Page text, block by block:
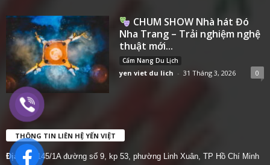
CHUM SHOW Nhà hát Đó
Nha Trang – Trải nghiệm nghệ
thuật mới...
Cẩm Nang Du Lịch
yen viet du lich - 31 Tháng 3, 2026 0
THÔNG TIN LIÊN HỆ YẾN VIỆT
Địa chỉ:
145/1A đường số 9, kp 53, phường Linh Xuân, TP Hồ Chí Minh